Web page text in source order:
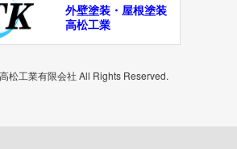
外壁塗装・屋根塗装
高松工業
松工業有限会社 All Rights Reserved.